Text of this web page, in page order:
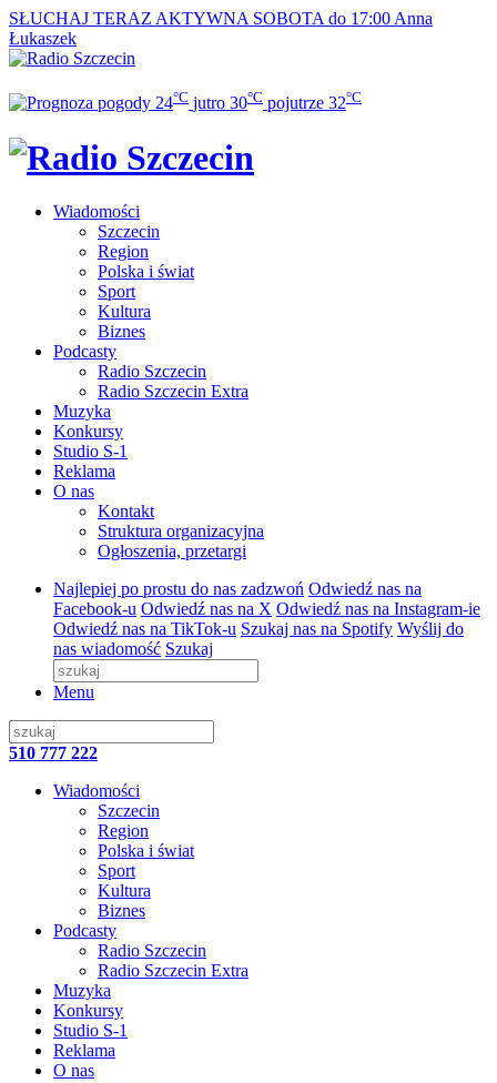
SŁUCHAJ TERAZ AKTYWNA SOBOTA do 17:00 Anna
Łukaszek
24°C jutro 30°C pojutrze 32°C
Wiadomości
Szczecin
Region
Polska i świat
Sport
Kultura
Biznes
Podcasty
Radio Szczecin
Radio Szczecin Extra
Muzyka
Konkursy
Studio S-1
Reklama
O nas
Kontakt
Struktura organizacyjna
Ogłoszenia, przetargi
Najlepiej po prostu do nas zadzwoń Odwiedź nas na
Facebook-u Odwiedź nas na X Odwiedź nas na Instagram-ie
Odwiedź nas na TikTok-u Szukaj nas na Spotify Wyślij do
nas wiadomość Szukaj
Menu
510 777 222
Wiadomości
Szczecin
Region
Polska i świat
Sport
Kultura
Biznes
Podcasty
Radio Szczecin
Radio Szczecin Extra
Muzyka
Konkursy
Studio S-1
Reklama
O nas